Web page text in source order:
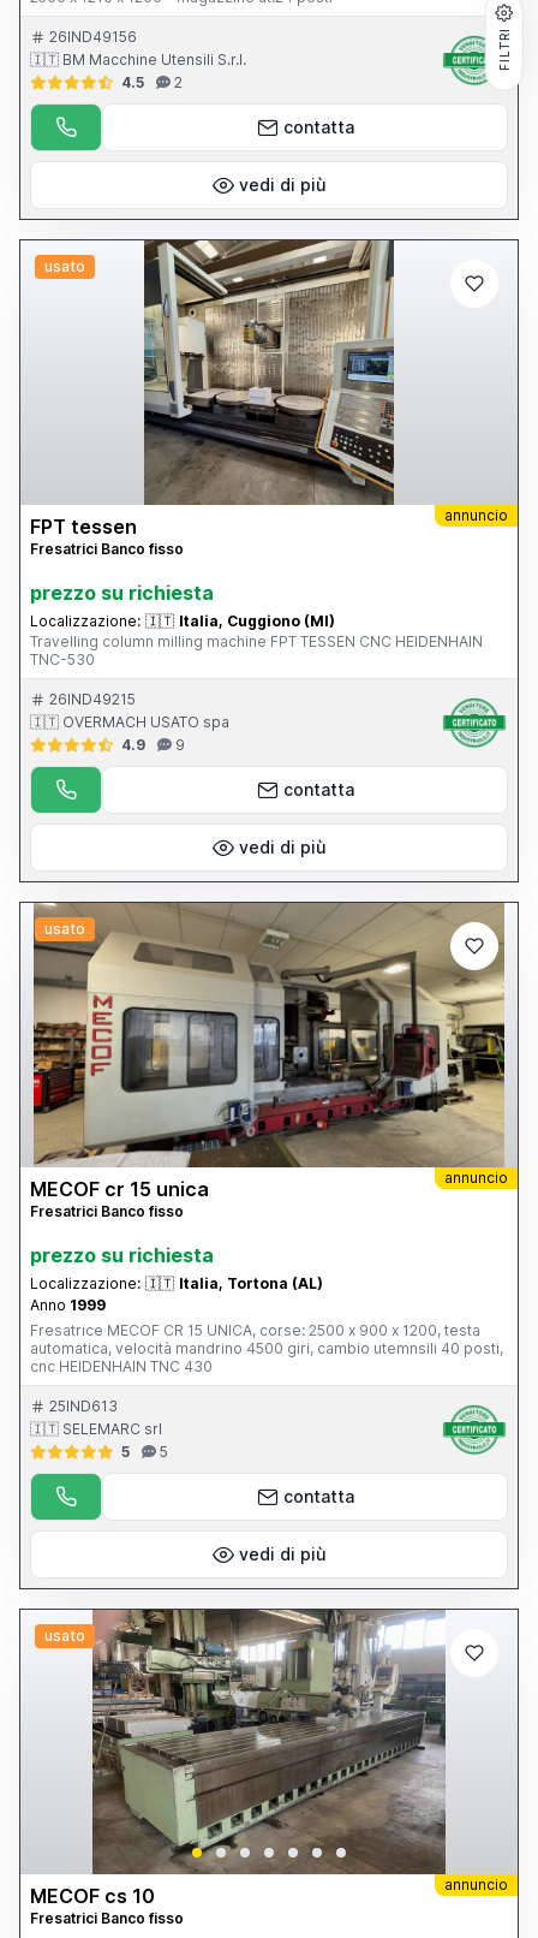
26IND49156
🇮🇹 BM Macchine Utensili S.r.l.
4.5
2
contatta
vedi di più
usato
annuncio
FPT tessen
Fresatrici Banco fisso
prezzo su richiesta
Localizzazione: 🇮🇹 Italia, Cuggiono (MI)
Travelling column milling machine FPT TESSEN CNC HEIDENHAIN
TNC-530
26IND49215
🇮🇹 OVERMACH USATO spa
4.9
9
contatta
vedi di più
usato
annuncio
MECOF cr 15 unica
Fresatrici Banco fisso
prezzo su richiesta
Localizzazione: 🇮🇹 Italia, Tortona (AL)
Anno 1999
Fresatrice MECOF CR 15 UNICA, corse: 2500 x 900 x 1200, testa
automatica, velocità mandrino 4500 giri, cambio utemnsili 40 posti,
cnc HEIDENHAIN TNC 430
25IND613
🇮🇹 SELEMARC srl
5
5
contatta
vedi di più
usato
annuncio
MECOF cs 10
Fresatrici Banco fisso
FILTRI